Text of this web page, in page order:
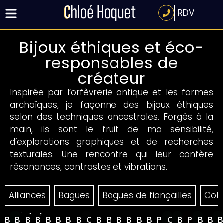
RDV
Bijoux éthiques et éco-
responsables de
créateur
Inspirée par l’orfèvrerie antique et les formes
archaïques, je façonne des bijoux éthiques
selon des techniques ancestrales. Forgés à la
main, ils sont le fruit de ma sensibilité,
d’explorations graphiques et de recherches
texturales. Une rencontre qui leur confère
résonances, contrastes et vibrations.
Alliances Bagues Bagues de fiançailles
Bague
Bague
Collier
Bague
Bague
Bague
Bague
Bague
Bague
Collier
Bague
Bague
Bague
Bague
Bague
Bague
Pendentif
Chevalière
Bague